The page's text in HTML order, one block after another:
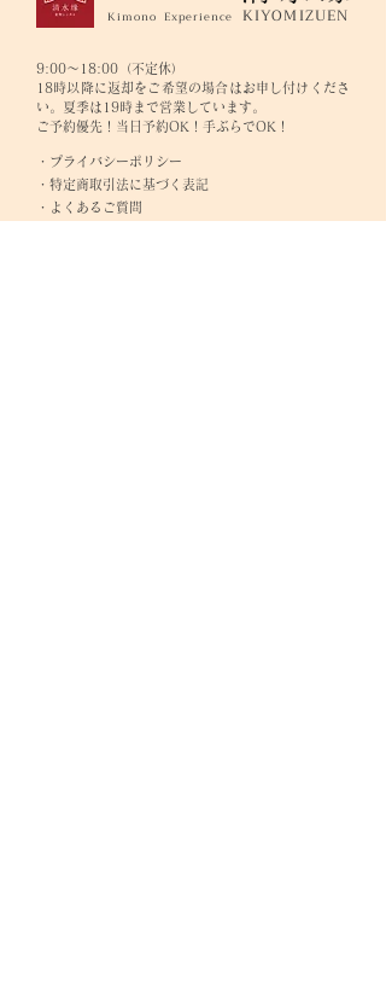
Kimono Experience
KIYOMIZUEN
9:00～18:00（不定休）
18時以降に返却をご希望の場合はお申し付けくださ
い。夏季は19時まで営業しています。
ご予約優先！当日予約OK！手ぶらでOK！
・プライバシーポリシー
・特定商取引法に基づく表記
・よくあるご質問